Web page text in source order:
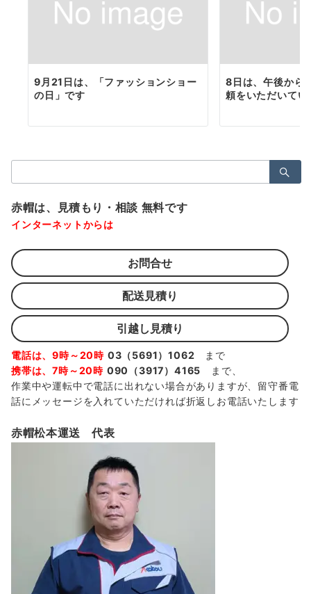
9月21日は、「ファッションショー
の日」です
8日は、午後から
頼をいただいてい
索：
赤帽は、見積もり・相談 無料です
インターネットからは
お問合せ
配送見積り
引越し見積り
電話は、9時～20時 03（5691）1062 まで
携帯は、7時～20時 090（3917）4165 まで、
作業中や運転中で電話に出れない場合がありますが、留守番電
話にメッセージを入れていただければ折返しお電話いたします
赤帽松本運送 代表